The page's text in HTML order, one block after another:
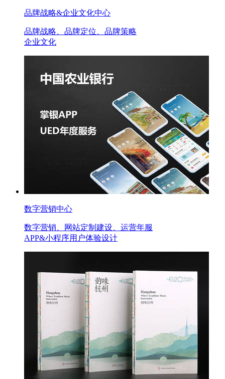
品牌战略&企业文化中心
品牌战略、品牌定位、品牌策略
企业文化
数字营销中心
数字营销、网站定制建设、运营年服
APP&小程序用户体验设计